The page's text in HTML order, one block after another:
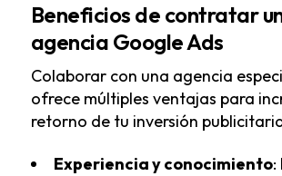
Beneficios de contratar
agencia Google Ads
Colaborar con una agencia
ofrece múltiples ventajas para
retorno de tu inversión
Experiencia y conocimiento: